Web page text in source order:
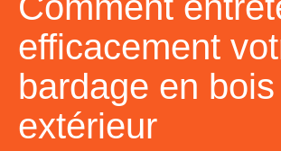
efficacement
bardage en bois
extérieur